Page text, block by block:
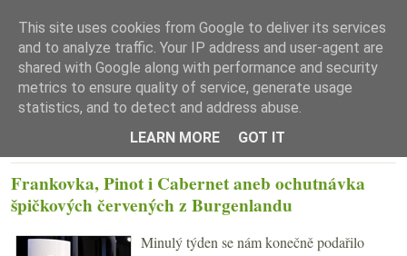
☰ Menu
Frankovka, Pinot i Cabernet aneb ochutnávka
špičkových červených z Burgenlandu
Minulý týden se nám konečně podařilo
This site uses cookies from Google to deliver its services
and to analyze traffic. Your IP address and user-agent are
shared with Google along with performance and security
metrics to ensure quality of service, generate usage
statistics, and to detect and address abuse.
LEARN MORE
GOT IT